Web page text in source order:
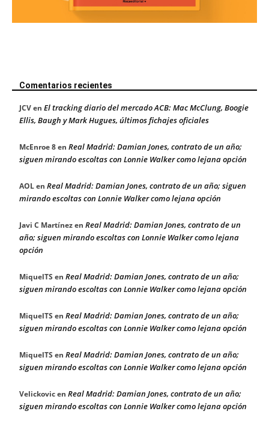
Comentarios recientes
JCVen El tracking diario del mercado ACB: Mac McClung, Boogie
Ellis, Baugh y Mark Hugues, últimos fichajes oficiales
McEnroe 8en Real Madrid: Damian Jones, contrato de un año;
siguen mirando escoltas con Lonnie Walker como lejana opción
AOLen Real Madrid: Damian Jones, contrato de un año; siguen
mirando escoltas con Lonnie Walker como lejana opción
Javi C Martínezen Real Madrid: Damian Jones, contrato de un
año; siguen mirando escoltas con Lonnie Walker como lejana
opción
MiquelTS en Real Madrid: Damian Jones, contrato de un año;
siguen mirando escoltas con Lonnie Walker como lejana opción
MiquelTS en Real Madrid: Damian Jones, contrato de un año;
siguen mirando escoltas con Lonnie Walker como lejana opción
MiquelTS en Real Madrid: Damian Jones, contrato de un año;
siguen mirando escoltas con Lonnie Walker como lejana opción
Velickovicen Real Madrid: Damian Jones, contrato de un año;
siguen mirando escoltas con Lonnie Walker como lejana opción